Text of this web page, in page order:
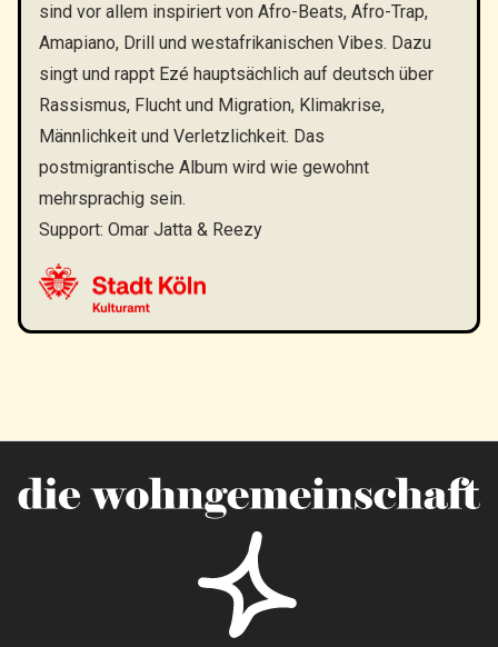
sind vor allem inspiriert von Afro-Beats, Afro-Trap,
Amapiano, Drill und westafrikanischen Vibes. Dazu
singt und rappt Ezé hauptsächlich auf deutsch über
Rassismus, Flucht und Migration, Klimakrise,
Männlichkeit und Verletzlichkeit. Das
postmigrantische Album wird wie gewohnt
mehrsprachig sein.
Support: Omar Jatta & Reezy